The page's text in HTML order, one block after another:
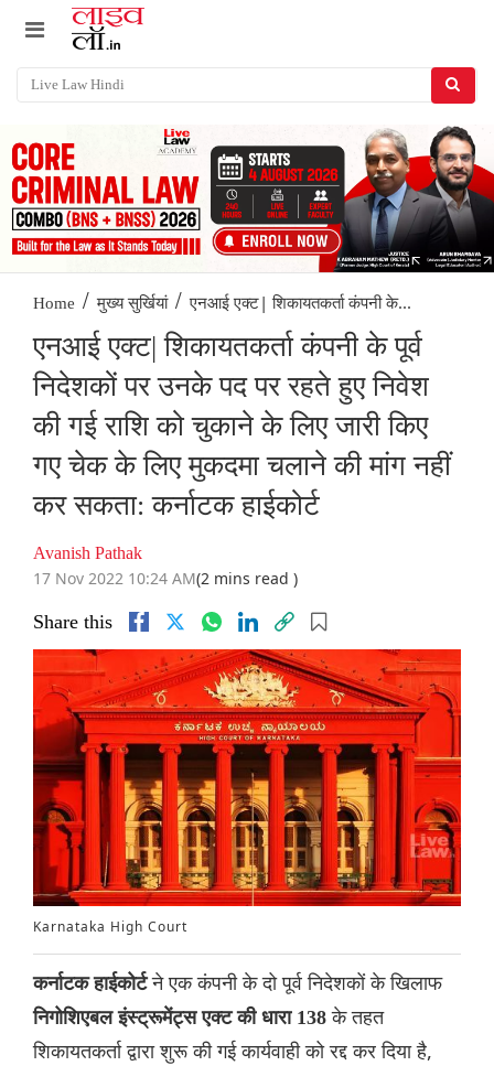
Home / मुख्य सुर्खियां / एनआई एक्ट| शिकायतकर्ता कंपनी के...
एनआई एक्ट| शिकायतकर्ता कंपनी के पूर्व
निदेशकों पर उनके पद पर रहते हुए निवेश
की गई राशि को चुकाने के लिए जारी किए
गए चेक के लिए मुकदमा चलाने की मांग नहीं
कर सकता: कर्नाटक हाईकोर्ट
Avanish Pathak
17 Nov 2022 10:24 AM(2 mins read )
Share this
Karnataka High Court
कर्नाटक हाईकोर्टने एक कंपनी के दो पूर्व निदेशकों के खिलाफ
निगोशिएबल इंस्ट्रूमेंट्स एक्ट की धारा 138के तहत
शिकायतकर्ता द्वारा शुरू की गई कार्यवाही को रद्द कर दिया है,